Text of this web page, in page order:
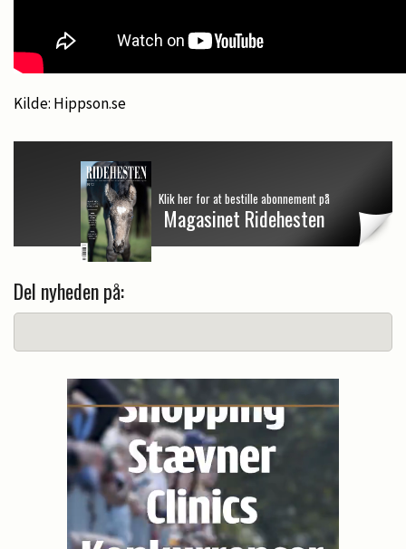
Kilde: Hippson.se
Klik her for at bestille abonnement på
Magasinet Ridehesten
Del nyheden på: